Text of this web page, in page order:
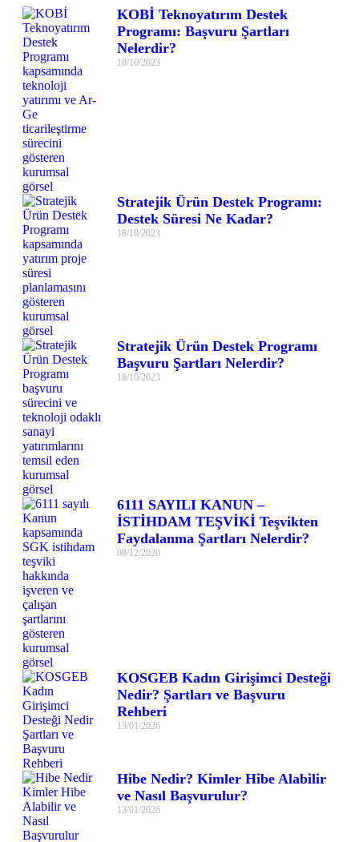
KOBİ Teknoyatırım Destek
Programı: Başvuru Şartları
Nelerdir?
18/10/2023
Stratejik Ürün Destek Programı:
Destek Süresi Ne Kadar?
18/10/2023
Stratejik Ürün Destek Programı
Başvuru Şartları Nelerdir?
18/10/2023
6111 SAYILI KANUN –
İSTİHDAM TEŞVİKİ Teşvikten
Faydalanma Şartları Nelerdir?
08/12/2020
KOSGEB Kadın Girişimci Desteği
Nedir? Şartları ve Başvuru
Rehberi
13/01/2026
Hibe Nedir? Kimler Hibe Alabilir
ve Nasıl Başvurulur?
13/01/2026